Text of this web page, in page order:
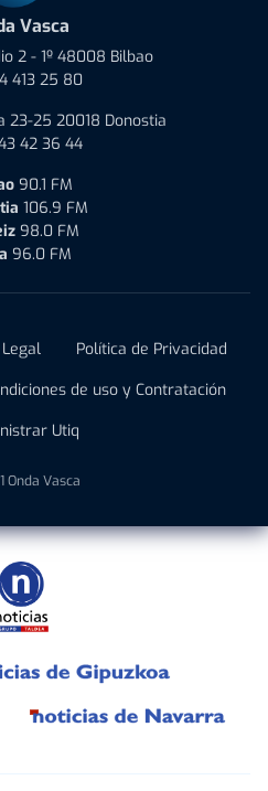
Vasca
2 - 1º 48008 Bilbao
413 25 80
23-25 20018 Donostia
42 36 44
90.1 FM
106.9 FM
98.0 FM
96.0 FM
Política de Privacidad
de uso y Contratación
Utiq
Onda Vasca